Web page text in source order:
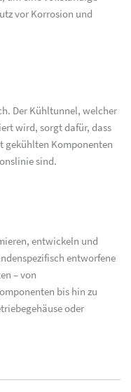
vor Korrosion und
Der Kühltunnel, welcher
wird, sorgt dafür, dass
gekühlten Komponenten
sind.
entwickeln und
entworfene
– von
bis hin zu
oder